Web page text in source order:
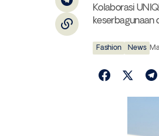
Kolaborasi
keserbagunaan
Fashion News